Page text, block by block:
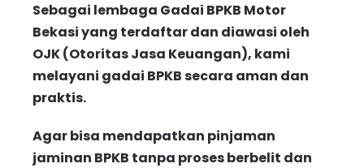
Sebagai lembaga Gadai BPKB Motor
Bekasi yang terdaftar dan diawasi oleh
OJK (Otoritas Jasa Keuangan), kami
melayani gadai BPKB secara aman dan
praktis.
Agar bisa mendapatkan pinjaman
jaminan BPKB tanpa proses berbelit dan